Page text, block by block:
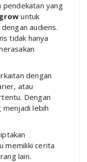
pendekatan yang
untuk
audiens.
tidak hanya
dengan
atau
Dengan
menjadi lebih
memiliki cerita
lain.